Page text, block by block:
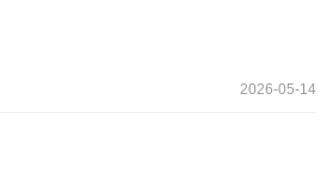
2026-05-14